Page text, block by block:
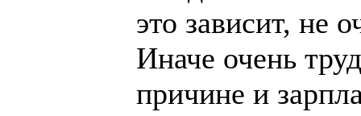
это зависит, не
Иначе очень
причине и